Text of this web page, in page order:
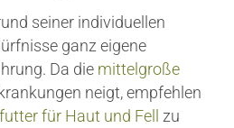
seiner individuellen
ganz eigene
Da die mittelgroße
neigt, empfehlen
für Haut und Fell zu